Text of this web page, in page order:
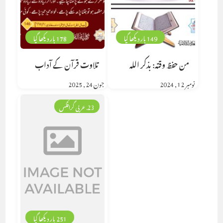
178 بار دیکھا گیا
تلاوت قرآن کے آداب
جون 24, 2025
149 بار دیکھا گیا
من حفظ وقته: بذكر الله
نومبر 12, 2024
251 بار دیکھا گیا
23. عربی گرافکس